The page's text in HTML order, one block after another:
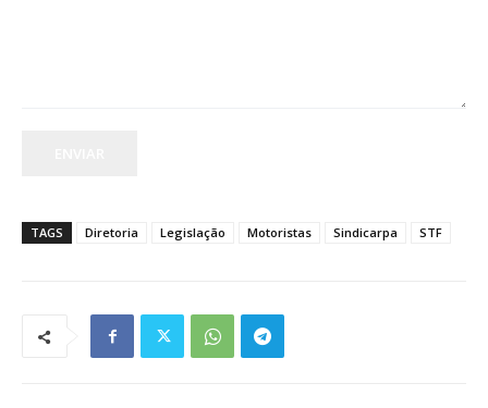
TAGS Diretoria Legislação Motoristas Sindicarpa STF